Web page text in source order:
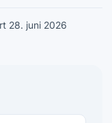
28. juni 2026